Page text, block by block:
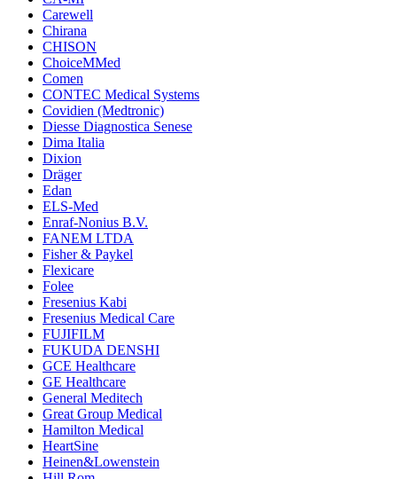
Carewell
Chirana
CHISON
ChoiceMMed
Comen
CONTEC Medical Systems
Covidien (Medtronic)
Diesse Diagnostica Senese
Dima Italia
Dixion
Dräger
Edan
ELS-Med
Enraf-Nonius B.V.
FANEM LTDA
Fisher & Paykel
Flexicare
Folee
Fresenius Kabi
Fresenius Medical Care
FUJIFILM
FUKUDA DENSHI
GCE Healthcare
GE Healthcare
General Meditech
Great Group Medical
Hamilton Medical
HeartSine
Heinen&Lowenstein